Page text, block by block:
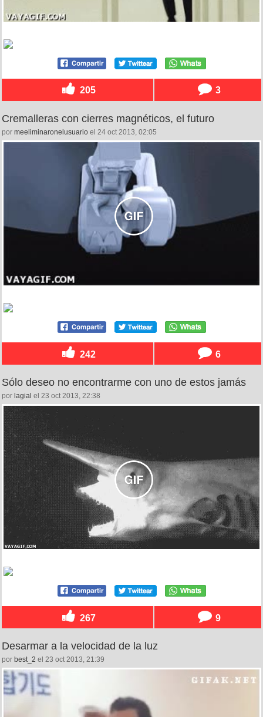
205 3
Cremalleras con cierres magnéticos, el futuro
por meeliminaronelusuario el 24 oct 2013, 02:05
242 6
Sólo deseo no encontrarme con uno de estos jamás
por lagial el 23 oct 2013, 22:38
267 9
Desarmar a la velocidad de la luz
por best_2 el 23 oct 2013, 21:39